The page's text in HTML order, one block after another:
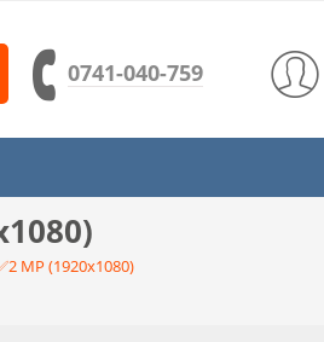
0741-040-759
MP (1920x1080)